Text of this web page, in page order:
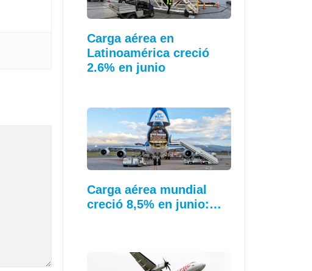
Carga aérea en
Latinoamérica creció
2.6% en junio
Carga aérea mundial
creció 8,5% en junio:…